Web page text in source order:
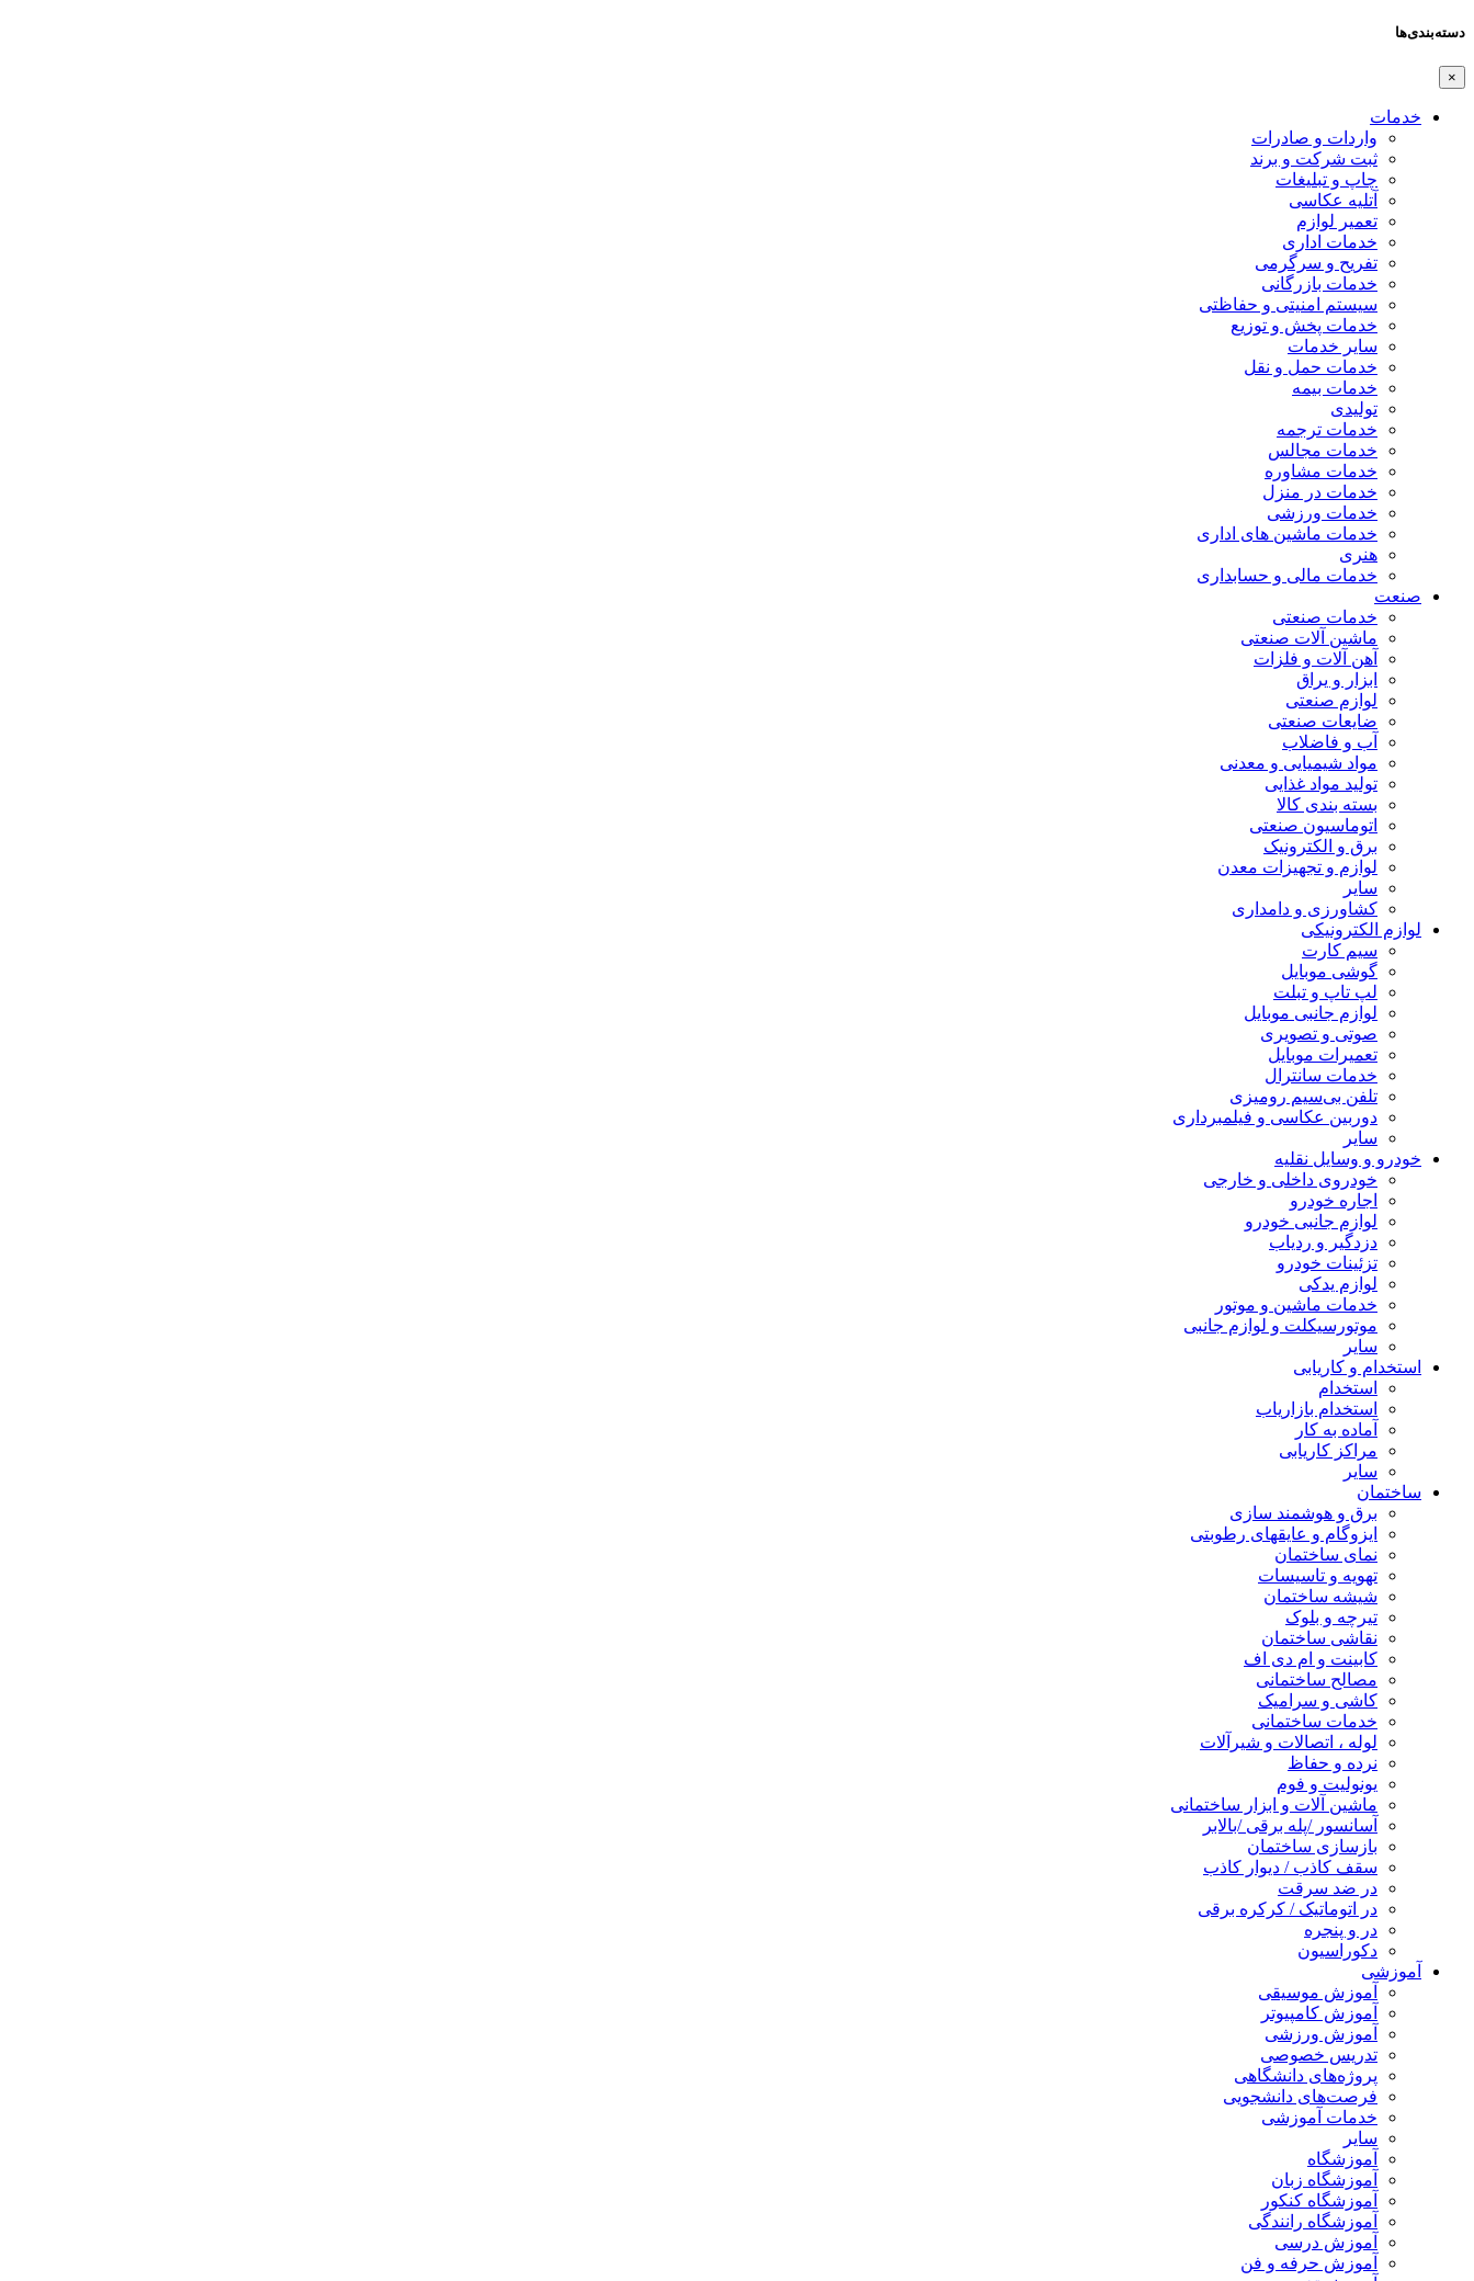
دسته‌بندی‌ها
×
خدمات
واردات و صادرات
ثبت شرکت و برند
چاپ و تبلیغات
آتلیه عکاسی
تعمیر لوازم
خدمات اداری
تفریح و سرگرمی
خدمات بازرگانی
سیستم امنیتی و حفاظتی
خدمات پخش و توزیع
سایر خدمات
خدمات حمل و نقل
خدمات بیمه
تولیدی
خدمات ترجمه
خدمات مجالس
خدمات مشاوره
خدمات در منزل
خدمات ورزشی
خدمات ماشین های اداری
هنری
خدمات مالی و حسابداری
صنعت
خدمات صنعتی
ماشین آلات صنعتی
آهن آلات و فلزات
ابزار و یراق
لوازم صنعتی
ضایعات صنعتی
آب و فاضلاب
مواد شیمیایی و معدنی
تولید مواد غذایی
بسته بندی کالا
اتوماسیون صنعتی
برق و الکترونیک
لوازم و تجهیزات معدن
سایر
کشاورزی و دامداری
لوازم الکترونیکی
سیم کارت
گوشی موبایل
لپ تاپ و تبلت
لوازم جانبی موبایل
صوتی و تصویری
تعمیرات موبایل
خدمات سانترال
تلفن بی‌سیم رومیزی
دوربین عکاسی و فیلمبرداری
سایر
خودرو و وسایل نقلیه
خودروی داخلی و خارجی
اجاره خودرو
لوازم جانبی خودرو
دزدگیر و ردیاب
تزئینات خودرو
لوازم یدکی
خدمات ماشین و موتور
موتورسیکلت و لوازم جانبی
سایر
استخدام و کاریابی
استخدام
استخدام بازاریاب
آماده به کار
مراکز کاریابی
سایر
ساختمان
برق و هوشمند سازی
ایزوگام و عایقهای رطوبتی
نمای ساختمان
تهویه و تاسیسات
شیشه ساختمان
تیرچه و بلوک
نقاشی ساختمان
کابینت و ام دی اف
مصالح ساختمانی
کاشی و سرامیک
خدمات ساختمانی
لوله ، اتصالات و شیرآلات
نرده و حفاظ
یونولیت و فوم
ماشین آلات و ابزار ساختمانی
آسانسور /پله برقی /بالابر
بازسازی ساختمان
سقف کاذب / دیوار کاذب
در ضد سرقت
در اتوماتیک / کرکره برقی
در و پنجره
دکوراسیون
آموزشی
آموزش موسیقی
آموزش کامپیوتر
آموزش ورزشی
تدریس خصوصی
پروژه‌های دانشگاهی
فرصت‌های دانشجویی
خدمات آموزشی
سایر
آموزشگاه
آموزشگاه زبان
آموزشگاه کنکور
آموزشگاه رانندگی
آموزش درسی
آموزش حرفه و فن